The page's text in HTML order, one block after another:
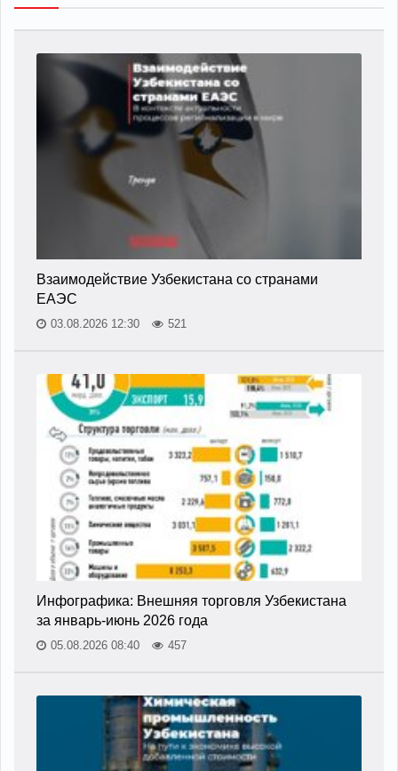
Взаимодействие Узбекистана со странами
ЕАЭС
03.08.2026 12:30 521
Инфографика: Внешняя торговля Узбекистана
за январь-июнь 2026 года
05.08.2026 08:40 457